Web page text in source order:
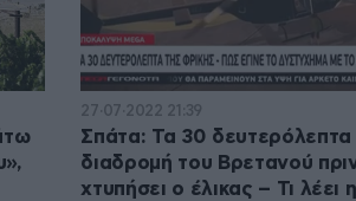
27·07·2022 21:39
Σπάτα: Τα 30 δευτερόλεπτα
διαδρομή του Βρετανού
χτυπήσει ο έλικας – Τι λέει